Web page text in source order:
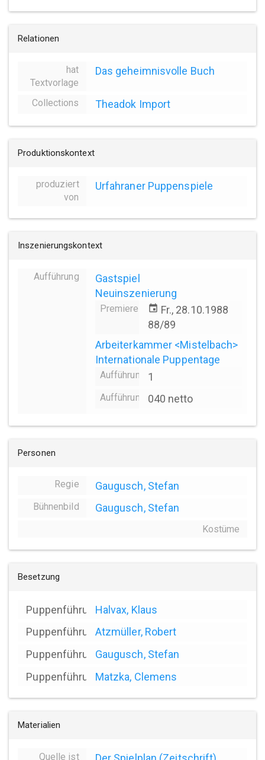
Relationen
hat
Textvorlage
Das geheimnisvolle Buch
Collections Theadok Import
Produktionskontext
produziert
von
Urfahraner Puppenspiele
Inszenierungskontext
Aufführung
Gastspiel
Neuinszenierung
Premiere event Fr., 28.10.1988
88/89
Arbeiterkammer <Mistelbach>
Internationale Puppentage
Aufführungsanzahl
1
Aufführungsdauer
040 netto
Personen
Regie Gaugusch, Stefan
Bühnenbild Gaugusch, Stefan
Kostüme
Besetzung
PuppenführungHalvax, Klaus
PuppenführungAtzmüller, Robert
PuppenführungGaugusch, Stefan
PuppenführungMatzka, Clemens
Materialien
Quelle ist